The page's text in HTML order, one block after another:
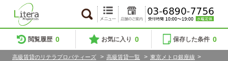
閲覧履歴 0 お気に入り 0 保存した条件 0
高級賃貸のリテラプロパティーズ > 高級賃貸一覧 > 東京メトロ銀座線 >